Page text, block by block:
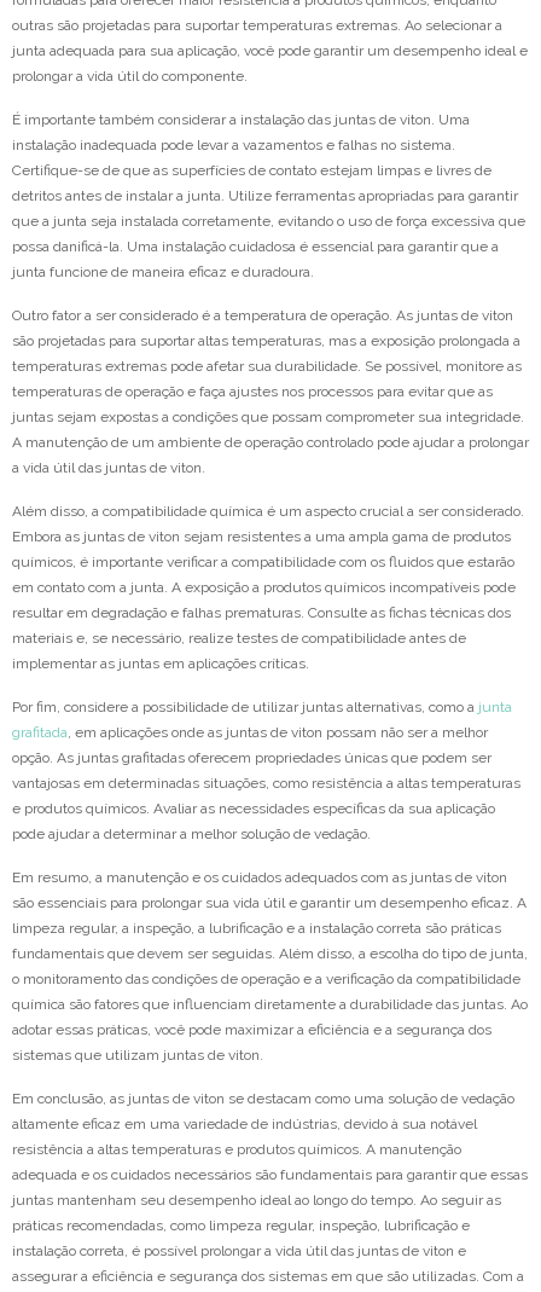
outras são projetadas para suportar temperaturas extremas. Ao selecionar a
junta adequada para sua aplicação, você pode garantir um desempenho ideal e
prolongar a vida útil do componente.
É importante também considerar a instalação das juntas de viton. Uma
instalação inadequada pode levar a vazamentos e falhas no sistema.
Certifique-se de que as superfícies de contato estejam limpas e livres de
detritos antes de instalar a junta. Utilize ferramentas apropriadas para garantir
que a junta seja instalada corretamente, evitando o uso de força excessiva que
possa danificá-la. Uma instalação cuidadosa é essencial para garantir que a
junta funcione de maneira eficaz e duradoura.
Outro fator a ser considerado é a temperatura de operação. As juntas de viton
são projetadas para suportar altas temperaturas, mas a exposição prolongada a
temperaturas extremas pode afetar sua durabilidade. Se possível, monitore as
temperaturas de operação e faça ajustes nos processos para evitar que as
juntas sejam expostas a condições que possam comprometer sua integridade.
A manutenção de um ambiente de operação controlado pode ajudar a prolongar
a vida útil das juntas de viton.
Além disso, a compatibilidade química é um aspecto crucial a ser considerado.
Embora as juntas de viton sejam resistentes a uma ampla gama de produtos
químicos, é importante verificar a compatibilidade com os fluidos que estarão
em contato com a junta. A exposição a produtos químicos incompatíveis pode
resultar em degradação e falhas prematuras. Consulte as fichas técnicas dos
materiais e, se necessário, realize testes de compatibilidade antes de
implementar as juntas em aplicações críticas.
Por fim, considere a possibilidade de utilizar juntas alternativas, como a junta
grafitada, em aplicações onde as juntas de viton possam não ser a melhor
opção. As juntas grafitadas oferecem propriedades únicas que podem ser
vantajosas em determinadas situações, como resistência a altas temperaturas
e produtos químicos. Avaliar as necessidades específicas da sua aplicação
pode ajudar a determinar a melhor solução de vedação.
Em resumo, a manutenção e os cuidados adequados com as juntas de viton
são essenciais para prolongar sua vida útil e garantir um desempenho eficaz. A
limpeza regular, a inspeção, a lubrificação e a instalação correta são práticas
fundamentais que devem ser seguidas. Além disso, a escolha do tipo de junta,
o monitoramento das condições de operação e a verificação da compatibilidade
química são fatores que influenciam diretamente a durabilidade das juntas. Ao
adotar essas práticas, você pode maximizar a eficiência e a segurança dos
sistemas que utilizam juntas de viton.
Em conclusão, as juntas de viton se destacam como uma solução de vedação
altamente eficaz em uma variedade de indústrias, devido à sua notável
resistência a altas temperaturas e produtos químicos. A manutenção
adequada e os cuidados necessários são fundamentais para garantir que essas
juntas mantenham seu desempenho ideal ao longo do tempo. Ao seguir as
práticas recomendadas, como limpeza regular, inspeção, lubrificação e
instalação correta, é possível prolongar a vida útil das juntas de viton e
assegurar a eficiência e segurança dos sistemas em que são utilizadas. Com a